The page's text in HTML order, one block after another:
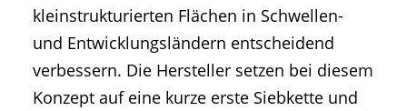
kleinstrukturierten Flächen in Schwellen-
und Entwicklungsländern entscheidend
verbessern. Die Hersteller setzen bei diesem
Konzept auf eine kurze erste Siebkette und